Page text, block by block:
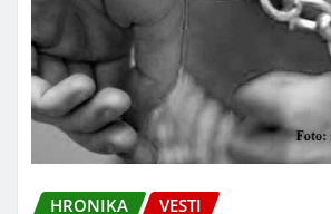
HRONIKA VESTI